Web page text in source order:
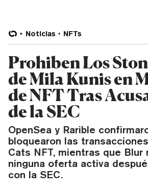
Noticias NFTs
Prohiben Los
de Mila Kunis en
de NFT Tras
de la SEC
OpenSea y Rarible
bloquearon las
Cats NFT, mientras que Blur
ninguna oferta activa
con la SEC.